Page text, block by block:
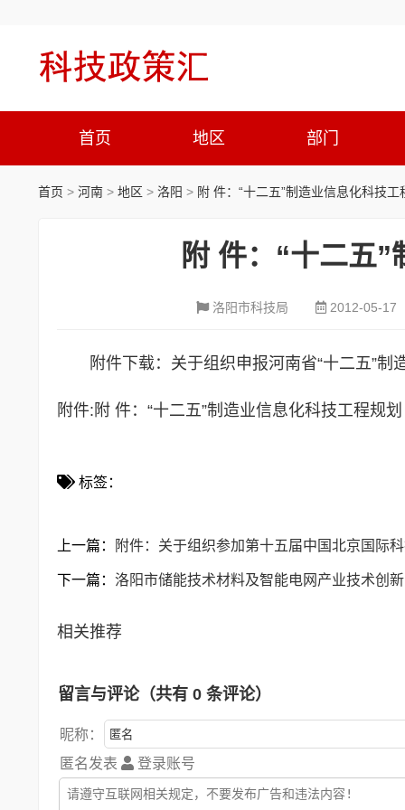
首页 地区 部门
首页 > 河南 > 地区 > 洛阳 > 附 件：“十二五”制造业信息化科技工
附 件：“十二五
洛阳市科技局 2012-05-17
附件下载：关于组织申报河南省“十二五”
附件: 附 件：“十二五”制造业信息化科技工程规划
标签：
上一篇： 附件：关于组织参加第十五届中国北京国际
下一篇： 洛阳市储能技术材料及智能电网产业技术创
相关推荐
留言与评论（共有 0 条评论）
昵称：
匿名发表
登录账号